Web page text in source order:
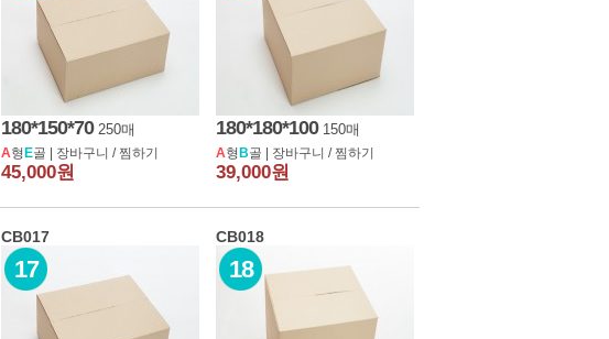
180*150*70 250매
A형 E골 | 장바구니 /찜하기
45,000원
180*180*100 150매
A형 B골 | 장바구니 /찜하기
39,000원
CB017
17
CB018
18